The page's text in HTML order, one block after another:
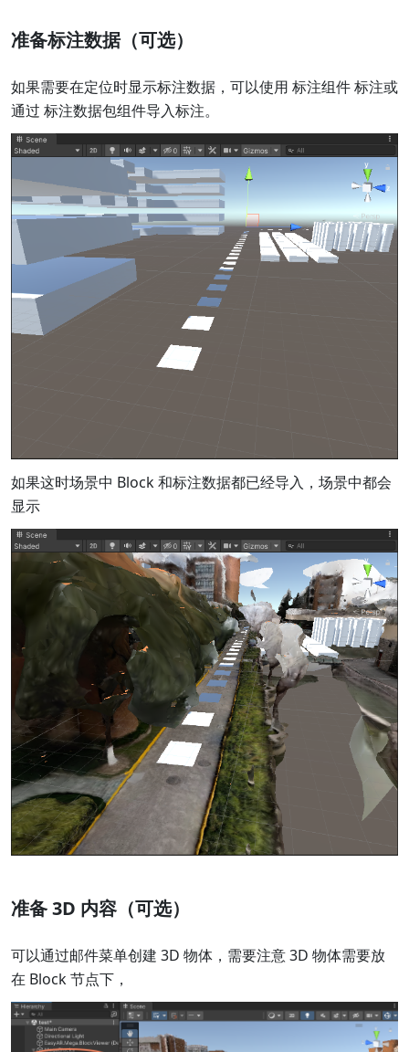
准备标注数据（可选）
如果需要在定位时显示标注数据，可以使用 标注组件 标注或
通过 标注数据包组件导入标注。
如果这时场景中 Block 和标注数据都已经导入，场景中都会
显示
准备 3D 内容（可选）
可以通过邮件菜单创建 3D 物体，需要注意 3D 物体需要放
在 Block 节点下，